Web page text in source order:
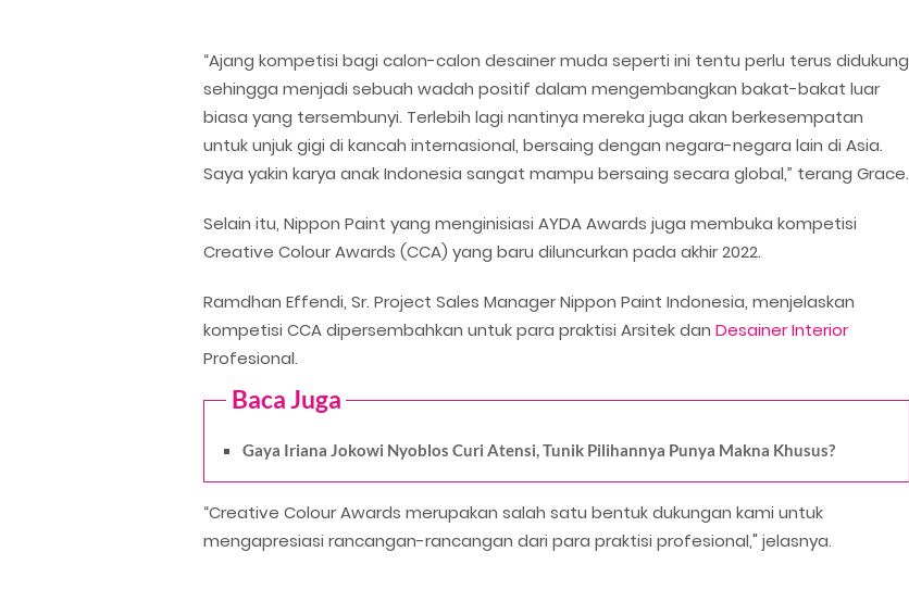
“Ajang kompetisi bagi calon-calon desainer muda seperti ini tentu perlu terus didukung
sehingga menjadi sebuah wadah positif dalam mengembangkan bakat-bakat luar
biasa yang tersembunyi. Terlebih lagi nantinya mereka juga akan berkesempatan
untuk unjuk gigi di kancah internasional, bersaing dengan negara-negara lain di Asia.
Saya yakin karya anak Indonesia sangat mampu bersaing secara global,” terang Grace.
Selain itu, Nippon Paint yang menginisiasi AYDA Awards juga membuka kompetisi
Creative Colour Awards (CCA) yang baru diluncurkan pada akhir 2022.
Ramdhan Effendi, Sr. Project Sales Manager Nippon Paint Indonesia, menjelaskan
kompetisi CCA dipersembahkan untuk para praktisi Arsitek dan Desainer Interior
Profesional.
Baca Juga
Gaya Iriana Jokowi Nyoblos Curi Atensi, Tunik Pilihannya Punya Makna Khusus?
“Creative Colour Awards merupakan salah satu bentuk dukungan kami untuk
mengapresiasi rancangan-rancangan dari para praktisi profesional," jelasnya.